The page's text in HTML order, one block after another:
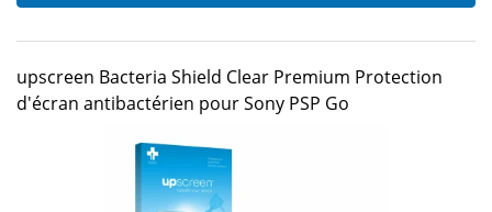
upscreen Bacteria Shield Clear Premium Protection
d'écran antibactérien pour Sony PSP Go